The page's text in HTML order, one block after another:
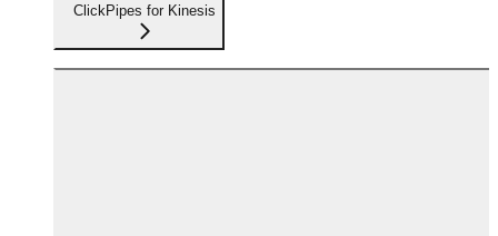
ClickPipes for Kinesis